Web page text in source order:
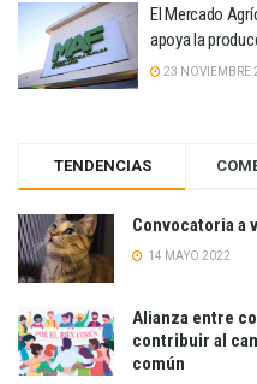
El Mercado
apoya la
23 NOVIEMBRE
TENDENCIAS
Convocatoria a
14 MAYO 2022
Alianza entre
contribuir al
común